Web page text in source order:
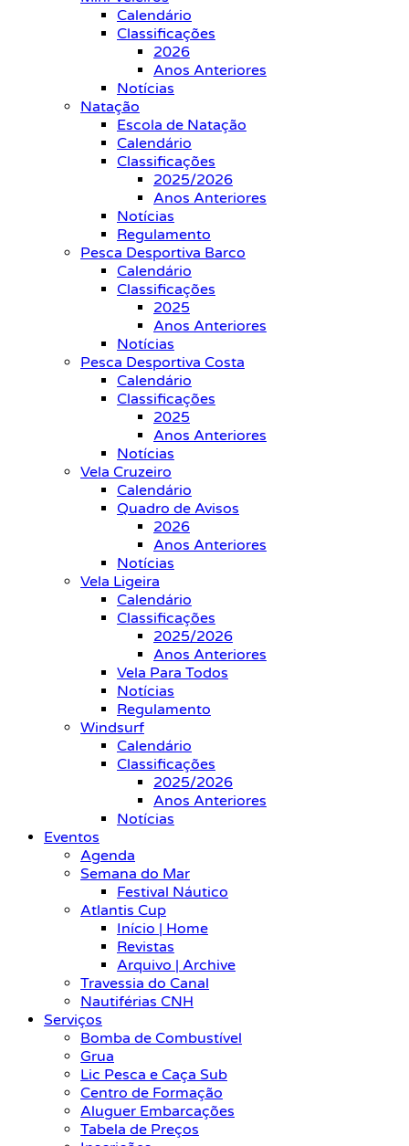
Calendário
Classificações
2026
Anos Anteriores
Notícias
Natação
Escola de Natação
Calendário
Classificações
2025/2026
Anos Anteriores
Notícias
Regulamento
Pesca Desportiva Barco
Calendário
Classificações
2025
Anos Anteriores
Notícias
Pesca Desportiva Costa
Calendário
Classificações
2025
Anos Anteriores
Notícias
Vela Cruzeiro
Calendário
Quadro de Avisos
2026
Anos Anteriores
Notícias
Vela Ligeira
Calendário
Classificações
2025/2026
Anos Anteriores
Vela Para Todos
Notícias
Regulamento
Windsurf
Calendário
Classificações
2025/2026
Anos Anteriores
Notícias
Eventos
Agenda
Semana do Mar
Festival Náutico
Atlantis Cup
Início | Home
Revistas
Arquivo | Archive
Travessia do Canal
Nautiférias CNH
Serviços
Bomba de Combustível
Grua
Lic Pesca e Caça Sub
Centro de Formação
Aluguer Embarcações
Tabela de Preços